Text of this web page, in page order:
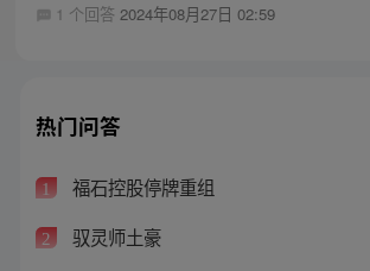
1 个回答 2024年08月27日 02:59
热门问答
1 福石控股停牌重组
2 驭灵师土豪